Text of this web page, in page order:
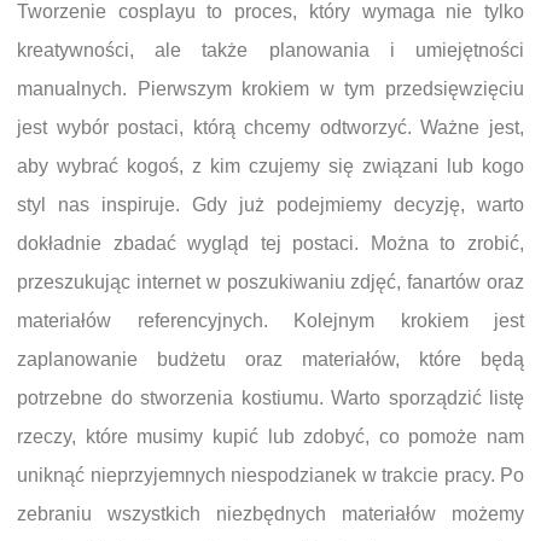
Tworzenie cosplayu to proces, który wymaga nie tylko
kreatywności, ale także planowania i umiejętności
manualnych. Pierwszym krokiem w tym przedsięwzięciu
jest wybór postaci, którą chcemy odtworzyć. Ważne jest,
aby wybrać kogoś, z kim czujemy się związani lub kogo
styl nas inspiruje. Gdy już podejmiemy decyzję, warto
dokładnie zbadać wygląd tej postaci. Można to zrobić,
przeszukując internet w poszukiwaniu zdjęć, fanartów oraz
materiałów referencyjnych. Kolejnym krokiem jest
zaplanowanie budżetu oraz materiałów, które będą
potrzebne do stworzenia kostiumu. Warto sporządzić listę
rzeczy, które musimy kupić lub zdobyć, co pomoże nam
uniknąć nieprzyjemnych niespodzianek w trakcie pracy. Po
zebraniu wszystkich niezbędnych materiałów możemy